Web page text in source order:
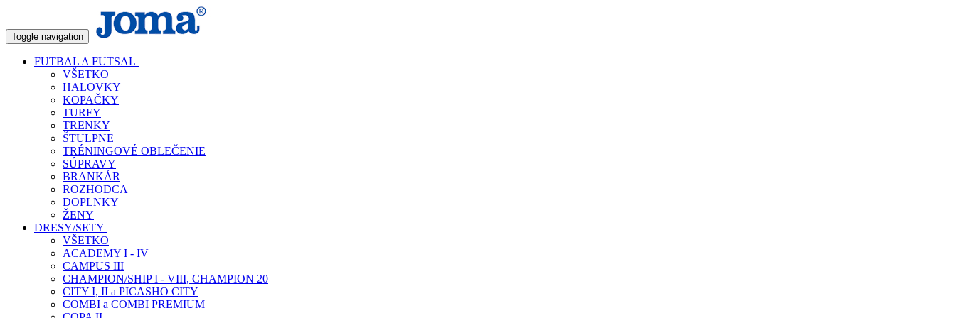
Toggle navigation
FUTBAL A FUTSAL
VŠETKO
HALOVKY
KOPAČKY
TURFY
TRENKY
ŠTULPNE
TRÉNINGOVÉ OBLEČENIE
SÚPRAVY
BRANKÁR
ROZHODCA
DOPLNKY
ŽENY
DRESY/SETY
VŠETKO
ACADEMY I - IV
CAMPUS III
CHAMPION/SHIP I - VIII, CHAMPION 20
CITY I, II a PICASHO CITY
COMBI a COMBI PREMIUM